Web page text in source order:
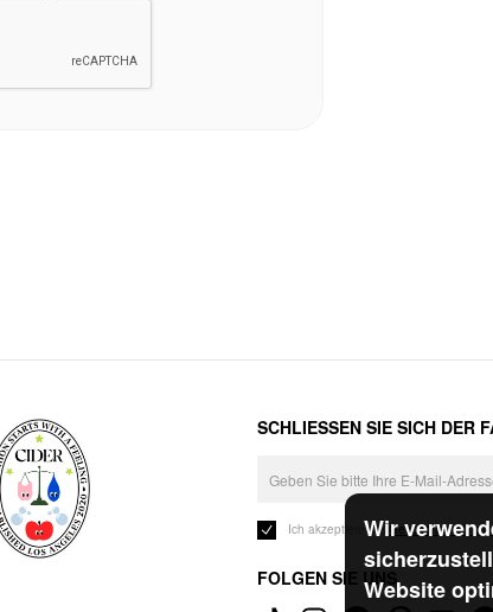
Wir
Website
SCHLIESSEN SIE SICH DER
Ich akzeptiere die
FOLGEN SIE UNS